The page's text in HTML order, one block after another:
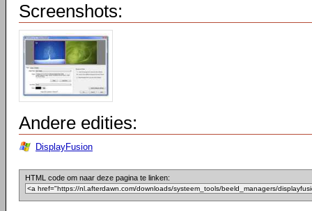
Screenshots:
Andere edities:
DisplayFusion
HTML code om naar deze pagina te linken: